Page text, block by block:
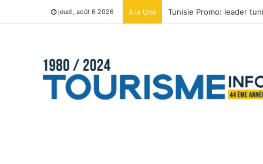
jeudi, août 6 2026 A la Une Tunisie Promo: leader